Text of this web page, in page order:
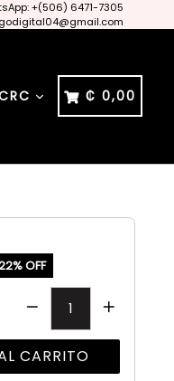
+(506) 6471-7305
CARRITO
CARRITO
₡ 0,00
OFF
CARRITO